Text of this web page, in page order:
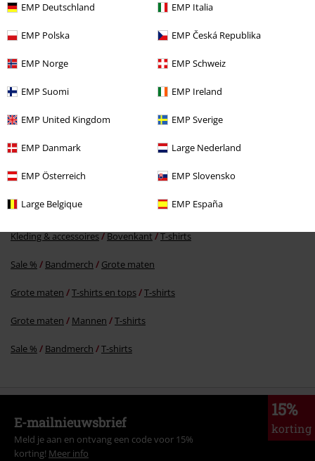
EMP Deutschland EMP Italia
EMP Polska EMP Česká Republika
EMP Norge EMP Schweiz
EMP Suomi EMP Ireland
EMP United Kingdom EMP Sverige
EMP Danmark Large Nederland
EMP Österreich EMP Slovensko
Large Belgique EMP España
AdviesprijsVanaf
Kleding & accessoires Bovenkant T-shirts
Sale % Bandmerch Grote maten
Grote maten T-shirts en tops T-shirts
Grote maten Mannen T-shirts
Sale % Bandmerch T-shirts
15%
korting
E-mailnieuwsbrief
Meld je aan en ontvang een code voor 15%
korting! Meer info